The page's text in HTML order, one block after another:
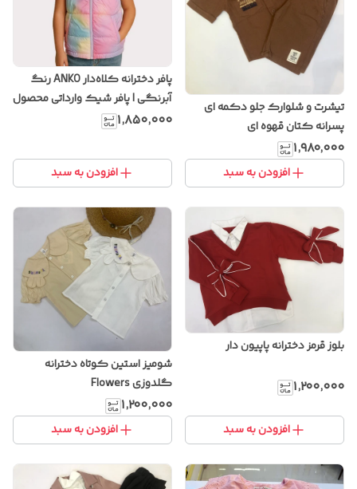
تیشرت و شلوارک جلو دکمه ای
پسرانه کتان قهوه ای
۱٬۹۸۰٬۰۰۰
افزودن به سبد
پافر دخترانه کلاه‌دار ANKO رنگ
آبرنگی | پافر شیک وارداتی محصول
استرالیا
۱٬۸۵۰٬۰۰۰
افزودن به سبد
بلوز قرمز دخترانه پاپیون دار
۱٬۲۰۰٬۰۰۰
افزودن به سبد
شومیز استین کوتاه دخترانه
گلدوزی Flowers
۱٬۲۰۰٬۰۰۰
افزودن به سبد